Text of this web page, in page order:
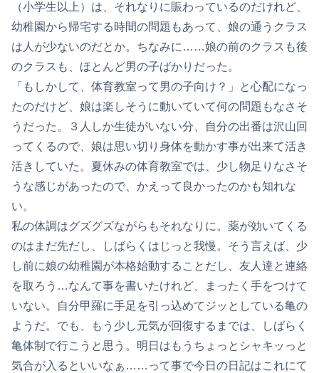
（小学生以上）は、それなりに賑わっているのだけれど、
幼稚園から帰宅する時間の問題もあって、娘の通うクラス
は人が少ないのだとか。ちなみに……娘の前のクラスも後
のクラスも、ほとんど男の子ばかりだった。
「もしかして、体育教室って男の子向け？」と心配になっ
たのだけど、娘は楽しそうに動いていて何の問題もなさそ
うだった。３人しか生徒がいない分、自分の出番は沢山回
ってくるので、娘は思い切り身体を動かす事が出来て活き
活きしていた。夏休みの体育教室では、少し物足りなさそ
うな感じがあったので、かえって良かったのかも知れな
い。
私の体調はグズグズながらもそれなりに。薬が効いてくる
のはまだ先だし、しばらくはじっと我慢。そう言えば、少
し前に娘の幼稚園が本格始動することだし、友人達と連絡
を取ろう…なんて事を書いたけれど、まったく手をつけて
いない。自分甲羅に手足を引っ込めてジッとしている亀の
ようだ。でも、もう少し元気が回復するまでは、しばらく
亀体制で行こうと思う。明日はもうちょっとシャキッっと
気合が入るといいなぁ……って事で今日の日記はこれにて